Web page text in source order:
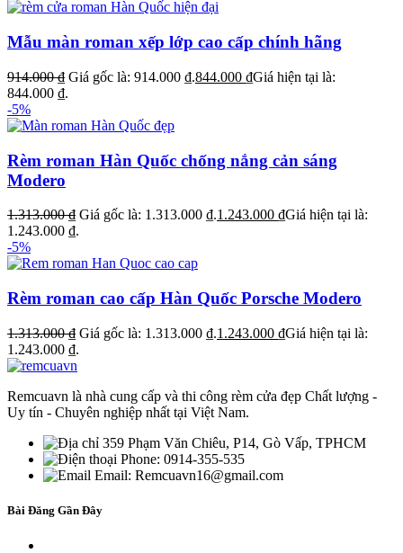
Mẫu màn roman xếp lớp cao cấp chính hãng
914.000₫ Giá gốc là: 914.000 ₫.844.000 ₫Giá hiện tại là:
844.000 ₫.
-5%
Rèm roman Hàn Quốc chống nắng cản sáng
Modero
1.313.000₫ Giá gốc là: 1.313.000 ₫.1.243.000 ₫Giá hiện tại là:
1.243.000 ₫.
-5%
Rèm roman cao cấp Hàn Quốc Porsche Modero
1.313.000₫ Giá gốc là: 1.313.000 ₫.1.243.000 ₫Giá hiện tại là:
1.243.000 ₫.
Remcuavn là nhà cung cấp và thi công rèm cửa đẹp Chất lượng -
Uy tín - Chuyên nghiệp nhất tại Việt Nam.
359 Phạm Văn Chiêu, P14, Gò Vấp, TPHCM
Phone: 0914-355-535
Email: Remcuavn16@gmail.com
Bài Đăng Gần Đây